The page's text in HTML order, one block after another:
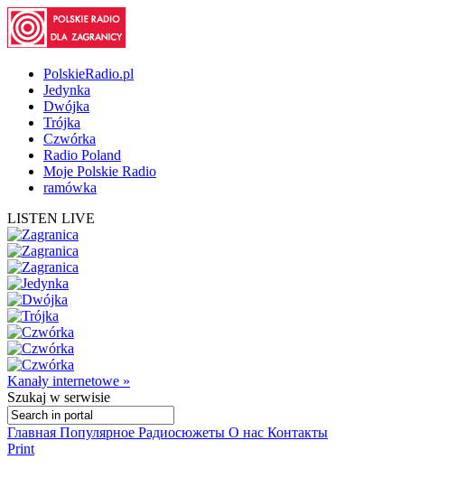
PolskieRadio.pl
Jedynka
Dwójka
Trójka
Czwórka
Radio Poland
Moje Polskie Radio
ramówka
LISTEN LIVE
Kanały internetowe »
Szukaj w serwisie
Главная Популярное Радиосюжеты О нас Контакты
Print